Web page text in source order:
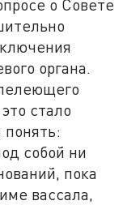
о Совете
органа.
стало
собой ни
пока
вассала,